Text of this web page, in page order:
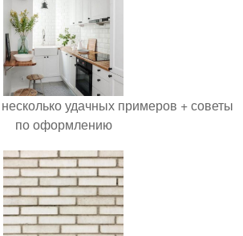
удачных примеров + советы
по оформлению